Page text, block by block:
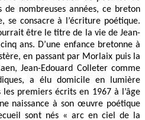
de nombreuses années, ce breton
se consacre à l’écriture poétique.
être le titre de la vie de Jean-
ans. D’une enfance bretonne à
en passant par Morlaix puis la
Jean-Edouard Colleter comme
a élu domicile en lumière
premiers écrits en 1967 à l’âge
naissance à son œuvre poétique
sont nés « arc en ciel de la